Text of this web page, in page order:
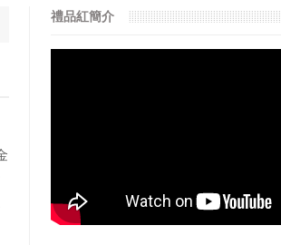
禮品紅簡介